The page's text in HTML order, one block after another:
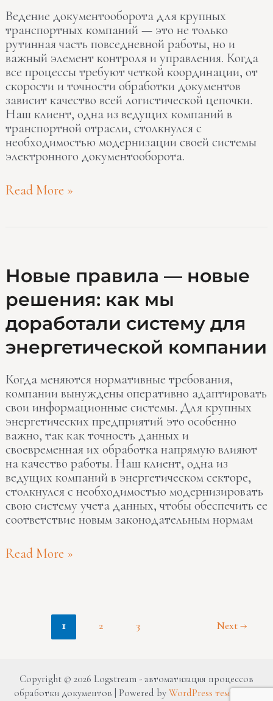
Ведение документооборота для крупных
транспортных компаний — это не только
рутинная часть повседневной работы, но и
важный элемент контроля и управления. Когда
все процессы требуют четкой координации, от
скорости и точности обработки документов
зависит качество всей логистической цепочки.
Наш клиент, одна из ведущих компаний в
транспортной отрасли, столкнулся с
необходимостью модернизации своей системы
электронного документооборота.
Read More »
Новые правила — новые
решения: как мы
доработали систему для
энергетической компании
Когда меняются нормативные требования,
компании вынуждены оперативно адаптировать
свои информационные системы. Для крупных
энергетических предприятий это особенно
важно, так как точность данных и
своевременная их обработка напрямую влияют
на качество работы. Наш клиент, одна из
ведущих компаний в энергетическом секторе,
столкнулся с необходимостью модернизировать
свою систему учета данных, чтобы обеспечить ее
соответствие новым законодательным нормам
Новые
правила
—
новые
решения:
как
мы
систему
для
энергетической
компании
Read More »
1 2 3 Next→
Copyright © 2026 Logstream - автоматизация процессов
обработки документов | Powered by WordPress тема Astra